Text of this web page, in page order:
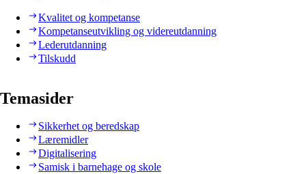
Kvalitet og kompetanse
Kompetanseutvikling og videreutdanning
Lederutdanning
Tilskudd
Temasider
Sikkerhet og beredskap
Læremidler
Digitalisering
Samisk i barnehage og skole